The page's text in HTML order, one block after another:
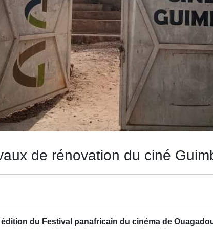
de rénovation du ciné
édition du Festival panafricain du cinéma de